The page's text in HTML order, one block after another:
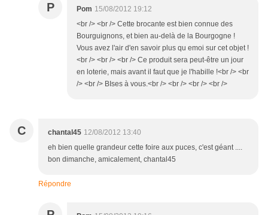
P Pom 15/08/2012 19:12
<br /> <br /> Cette brocante est bien connue des
Bourguignons, et bien au-delà de la Bourgogne !
Vous avez l'air d'en savoir plus qu emoi sur cet objet !
<br /> <br /> <br /> Ce produit sera peut-être un jour
en loterie, mais avant il faut que je l'habille !<br /> <br
/> <br /> BIses à vous.<br /> <br /> <br /> <br />
C chantal45 12/08/2012 13:40
eh bien quelle grandeur cette foire aux puces, c'est géant ....
bon dimanche, amicalement, chantal45
Répondre